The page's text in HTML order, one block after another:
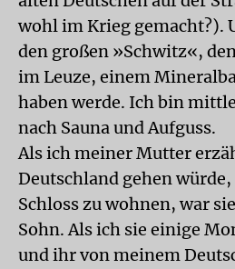
wohl im Krieg gemacht?).
den großen »Schwitz«,
im Leuze, einem
haben werde. Ich bin
nach Sauna und Aufguss.
Als ich meiner Mutter
Deutschland gehen
Schloss zu wohnen, war
Sohn. Als ich sie einige
und ihr von meinem